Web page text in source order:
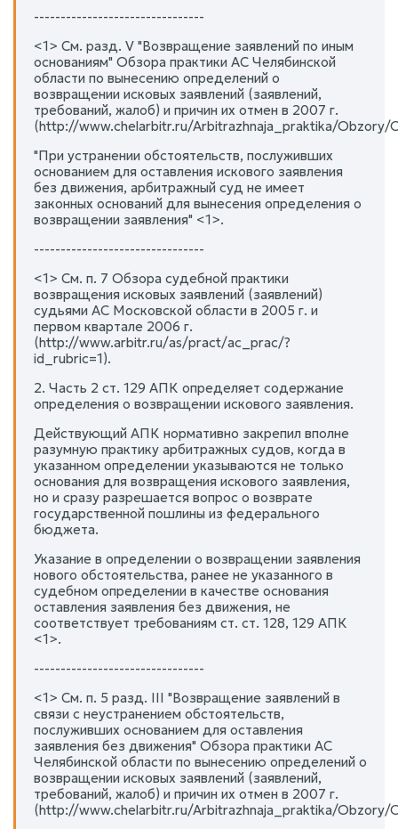
--------------------------------
<1> См. разд. V "Возвращение заявлений по иным
основаниям" Обзора практики АС Челябинской
области по вынесению определений о
возвращении исковых заявлений (заявлений,
требований, жалоб) и причин их отмен в 2007 г.
(http://www.chelarbitr.ru/Arbitrazhnaja_praktika/Obzory/
"При устранении обстоятельств, послуживших
основанием для оставления искового заявления
без движения, арбитражный суд не имеет
законных оснований для вынесения определения о
возвращении заявления" <1>.
--------------------------------
<1> См. п. 7 Обзора судебной практики
возвращения исковых заявлений (заявлений)
судьями АС Московской области в 2005 г. и
первом квартале 2006 г.
(http://www.arbitr.ru/as/pract/ac_prac/?
id_rubric=1).
2. Часть 2 ст. 129 АПК определяет содержание
определения о возвращении искового заявления.
Действующий АПК нормативно закрепил вполне
разумную практику арбитражных судов, когда в
указанном определении указываются не только
основания для возвращения искового заявления,
но и сразу разрешается вопрос о возврате
государственной пошлины из федерального
бюджета.
Указание в определении о возвращении заявления
нового обстоятельства, ранее не указанного в
судебном определении в качестве основания
оставления заявления без движения, не
соответствует требованиям ст. ст. 128, 129 АПК
<1>.
--------------------------------
<1> См. п. 5 разд. III "Возвращение заявлений в
связи с неустранением обстоятельств,
послуживших основанием для оставления
заявления без движения" Обзора практики АС
Челябинской области по вынесению определений о
возвращении исковых заявлений (заявлений,
требований, жалоб) и причин их отмен в 2007 г.
(http://www.chelarbitr.ru/Arbitrazhnaja_praktika/Obzory/